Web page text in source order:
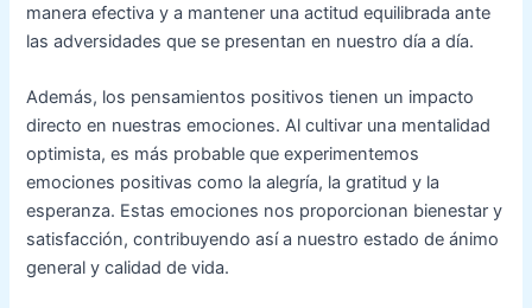
manera efectiva y a mantener una actitud equilibrada ante
las adversidades que se presentan en nuestro día a día.
Además, los pensamientos positivos tienen un impacto
directo en nuestras emociones. Al cultivar una mentalidad
optimista, es más probable que experimentemos
emociones positivas como la alegría, la gratitud y la
esperanza. Estas emociones nos proporcionan bienestar y
satisfacción, contribuyendo así a nuestro estado de ánimo
general y calidad de vida.